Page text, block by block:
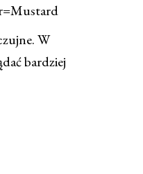
W
bardziej